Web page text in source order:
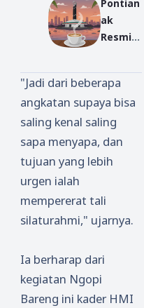
Seminar
,
Hadirka
Rektor
Institut
Dalwa
Bangil
Pontian
ak
Resmi
Kota
Seribu
Warung
Kopi:
Jantung
Komuni
Khatuli
stiwa
"Jadi dari beberapa
angkatan supaya bisa
saling kenal saling
sapa menyapa, dan
tujuan yang lebih
urgen ialah
mempererat tali
silaturahmi," ujarnya.
Ia berharap dari
kegiatan Ngopi
Bareng ini kader HMI